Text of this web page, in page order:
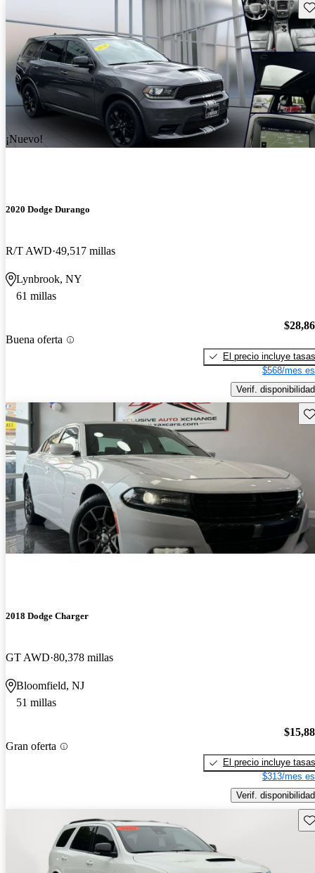
¡Nuevo!
2020 Dodge Durango
R/T AWD 49,517 millas
Lynbrook, NY
61 millas
Buena oferta
El precio incluye tasas
$568/mes
Verif. disponibilidad
2018 Dodge Charger
GT AWD 80,378 millas
Bloomfield, NJ
51 millas
Gran oferta
El precio incluye tasas
$313/mes
Verif. disponibilidad